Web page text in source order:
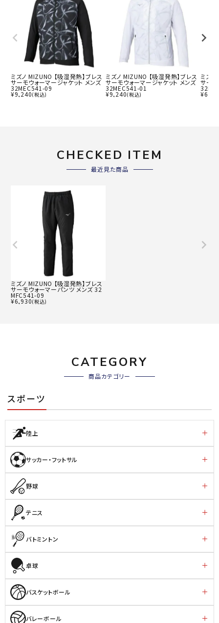
ミズノ MIZUNO 【吸湿発熱】ブレス
サーモウォーマージャケット メンズ
32MEC541-09
¥9,240(税込)
ミズノ MIZUNO 【吸湿発熱】ブレス
サーモウォーマージャケット メンズ
32MEC541-01
¥9,240(税込)
ミズ
サー
¥
CHECKED ITEM
最近見た商品
ミズノ MIZUNO 【吸湿発熱】ブレス
サーモウォーマーパンツ メンズ 32
MFC541-09
¥6,930(税込)
CATEGORY
商品カテゴリー
スポーツ
陸上
サッカー・フットサル
野球
テニス
バトミントン
卓球
バスケットボール
バレーボール